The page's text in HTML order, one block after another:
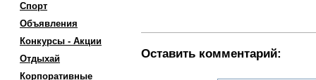
Спорт
Объявления
Конкурсы - Акции
Отдыхай
Корпоративные
Оставить комментарий: